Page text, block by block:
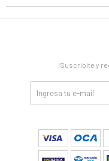
¡Suscribite y